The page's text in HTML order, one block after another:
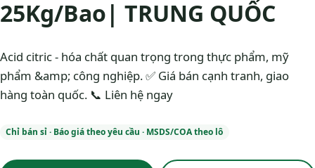
25Kg/Bao| TRUNG QUỐC
Acid citric - hóa chất quan trọng trong thực phẩm, mỹ
phẩm &amp; công nghiệp. ✅ Giá bán cạnh tranh, giao
hàng toàn quốc. 📞 Liên hệ ngay
Chỉ bán sỉ · Báo giá theo yêu cầu · MSDS/COA theo lô